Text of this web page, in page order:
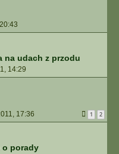
na udach z przodu
14:29
17:36 1 2
o porady